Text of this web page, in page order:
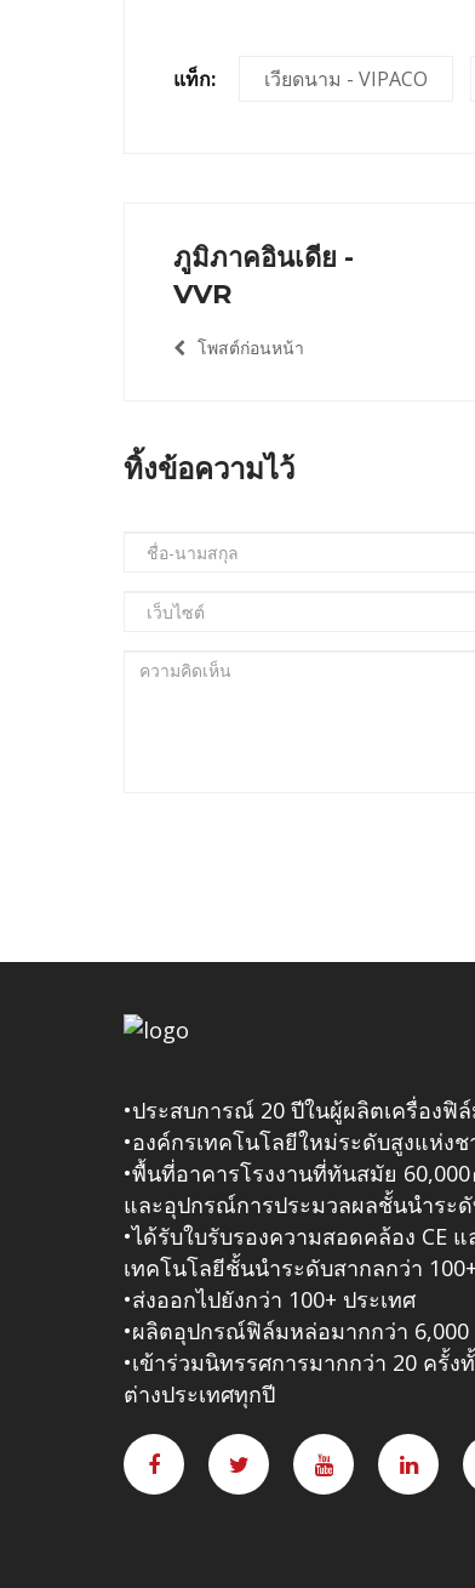
แท็ก: เวียดนาม - VIPACO
ภูมิภาคอินเดีย -
VVR
โพสต์ก่อนหน้า
ทิ้งข้อความไว้
•ประสบการณ์ 20 ปีในผู้ผลิตเครื่องฟิ
•องค์กรเทคโนโลยีใหม่ระดับสูงแห่งช
•พื้นที่อาคารโรงงานที่ทันสมัย 60,000
และอุปกรณ์การประมวลผลชั้นนําระ
•ได้รับใบรับรองความสอดคล้อง CE
เทคโนโลยีชั้นนําระดับสากลกว่า
•ส่งออกไปยังกว่า 100+ ประเทศ
•ผลิตอุปกรณ์ฟิล์มหล่อมากกว่า
•เข้าร่วมนิทรรศการมากกว่า 20 ครั้ง
ต่างประเทศทุกปี